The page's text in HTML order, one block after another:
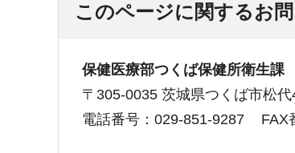
このページに関するお
保健医療部つくば保健所衛生課
〒305-0035 茨城県つくば市松
電話番号：029-851-9287
FAX